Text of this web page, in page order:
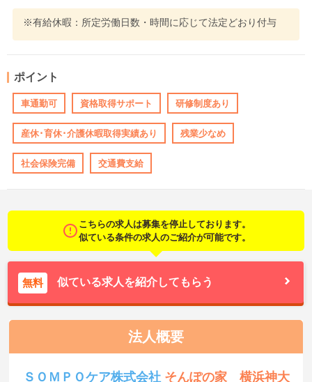
※有給休暇：所定労働日数・時間に応じて法定どおり付与
ポイント
車通勤可 資格取得サポート 研修制度あり
産休･育休･介護休暇取得実績あり 残業少なめ
社会保険完備 交通費支給
こちらの求人は募集を停止しております。
似ている条件の求人のご紹介が可能です。
無料 似ている求人を紹介してもらう
法人概要
ＳＯＭＰＯケア株式会社 そんぽの家 横浜神大